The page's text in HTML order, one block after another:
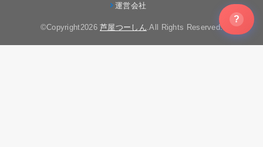
運営会社
©Copyright2026芦屋つーしん .All Rights Reserved.
?